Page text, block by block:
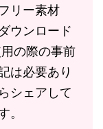
リー素材
ウンロード
の際の事前
は必要あり
シェアして
。